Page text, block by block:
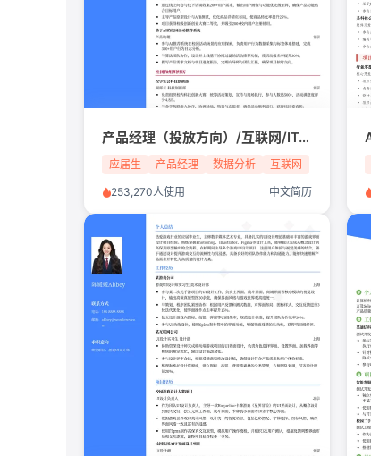
产品经理（投放方向）/互联网/IT/应届生简历模板
应届生 产品经理 数据分析 互联网
253,270人使用 中文简历